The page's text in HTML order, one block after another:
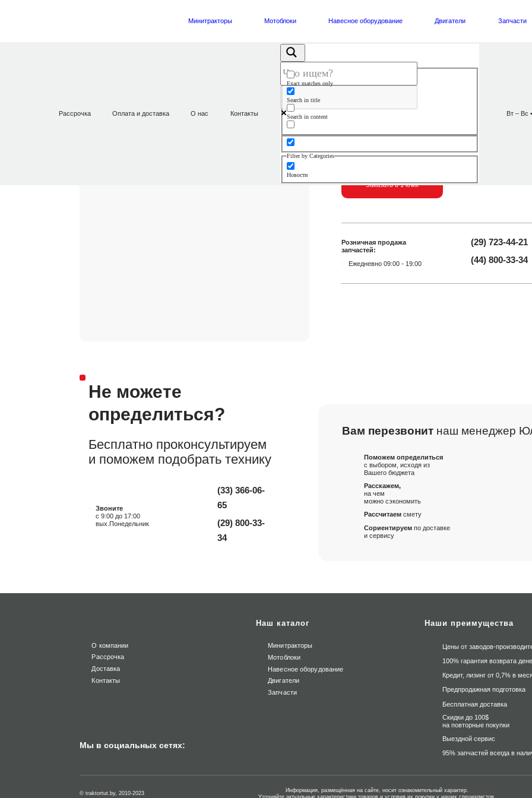
Минитракторы Мотоблоки Навесное оборудование Двигатели Запчасти
Рассрочка Оплата и доставка О нас Контакты
Exact matches only
Search in title
Search in content
Filter by Categories
Новости
Вт – Вс
Кронштейн редуктора к раме двигателя 188F
Кронштейн редуктора к раме
двигателя 188F
Заказать в 1 клик
Розничная продажа
запчастей:
Ежедневно 09:00 - 19:00
(29) 723-44-21
(44) 800-33-34
Не можете
определиться?
Бесплатно проконсультируем
и поможем подобрать технику
Звоните
с 9:00 до 17:00
вых.Понедельник
(33) 366-06-
65
(29) 800-33-
34
Вам перезвонит наш менеджер
Поможем определиться
с выбором, исходя из
Вашего бюджета
Расскажем,
на чем
можно сэкономить
Рассчитаем смету
Сориентируем по доставке
и сервису
О компании
Рассрочка
Доставка
Контакты
Наш каталог
Минитракторы
Мотоблоки
Навесное оборудование
Двигатели
Запчасти
Мы в социальных сетях:
Наши преимущества
Цены от заводов-
100% гарантия возврата
Кредит, лизинг от 0,7% в
Предпродажная подготовка
Бесплатная доставка
Скидки до 100$
на повторные покупки
Выездной сервис
95% запчастей всегда в
© traktortut.by, 2010-2023
Информация, размещённая на сайте, носит ознакомительный характер.
Уточняйте актуальные характеристики товаров и условия их покупки у наших специалистов.